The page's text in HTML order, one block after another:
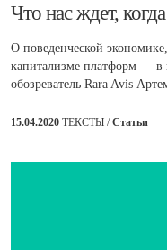
​Что нас ждет,
О поведенческой
капитализме платформ — в
обозреватель Rara Avis
15.04.2020 ТЕКСТЫ /Статьи